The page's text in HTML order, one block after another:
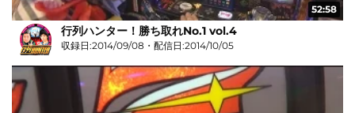
52:58
行列ハンター！勝ち取れNo.1 vol.4
収録日:2014/09/08・配信日:2014/10/05